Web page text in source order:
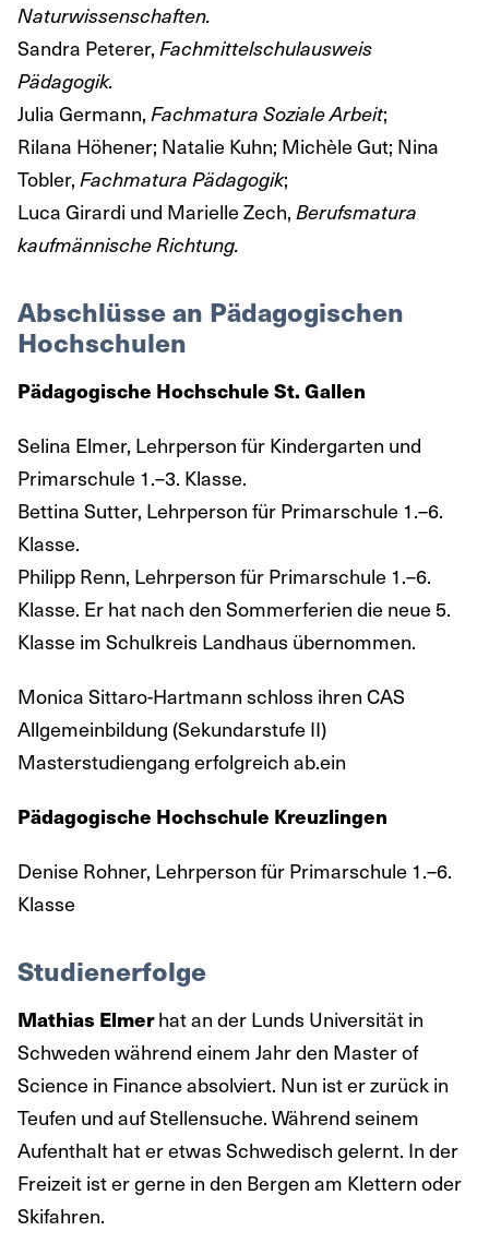
Naturwissenschaften.
Sandra Peterer, Fachmittelschulausweis
Pädagogik.
Julia Germann, Fachmatura Soziale Arbeit;
Rilana Höhener; Natalie Kuhn; Michèle Gut; Nina
Tobler, Fachmatura Pädagogik;
Luca Girardi und Marielle Zech, Berufsmatura
kaufmännische Richtung.
Abschlüsse an Pädagogischen
Hochschulen
Pädagogische Hochschule St. Gallen
Selina Elmer, Lehrperson für Kindergarten und
Primarschule 1.–3. Klasse.
Bettina Sutter, Lehrperson für Primarschule 1.–6.
Klasse.
Philipp Renn, Lehrperson für Primarschule 1.–6.
Klasse. Er hat nach den Sommerferien die neue 5.
Klasse im Schulkreis Landhaus übernommen.
Monica Sittaro-Hartmann schloss ihren CAS
Allgemeinbildung (Sekundarstufe II)
Masterstudiengang erfolgreich ab.ein
Pädagogische Hochschule Kreuzlingen
Denise Rohner, Lehrperson für Primarschule 1.–6.
Klasse
Studienerfolge
Mathias Elmerhat an der Lunds Universität in
Schweden während einem Jahr den Master of
Science in Finance absolviert. Nun ist er zurück in
Teufen und auf Stellensuche. Während seinem
Aufenthalt hat er etwas Schwedisch gelernt. In der
Freizeit ist er gerne in den Bergen am Klettern oder
Skifahren.